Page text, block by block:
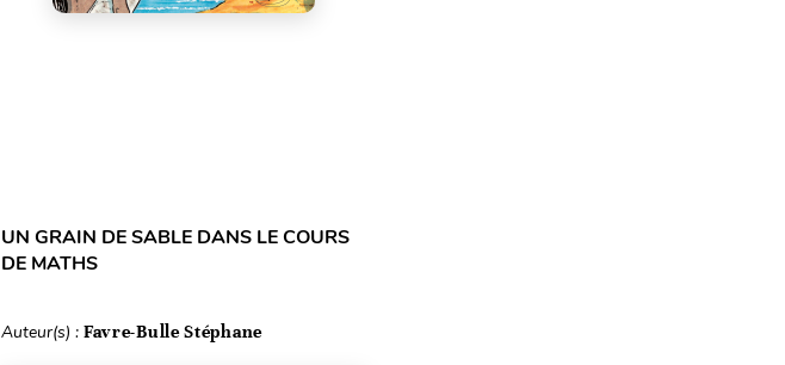
UN GRAIN DE SABLE DANS LE COURS
DE MATHS
Auteur(s) : Favre-Bulle Stéphane